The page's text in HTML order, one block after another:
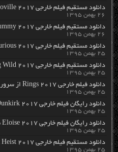
دانلود مستقیم فیلم خارجی Zeroville 2017 از سرور سایت
۲۶ بهمن ۱۳۹۵
دانلود مستقیم فیلم خارجی The Mummy 2017 از سرور سایت
۲۶ بهمن ۱۳۹۵
دانلود مستقیم فیلم خارجی The Fate of the Furious 2017 از سرور سایت
۲۵ بهمن ۱۳۹۵
دانلود مستقیم فیلم خارجی Running Wild 2017 از سرور سایت
۲۵ بهمن ۱۳۹۵
دانلود فیلم خارجی Rings 2017 از سرور سایت
۲۵ بهمن ۱۳۹۵
دانلود رایگان فیلم خارجی Dunkirk 2017 با لینک مستقیم
۲۵ بهمن ۱۳۹۵
دانلود رایگان فیلم خارجی Eloise 2017 با لینک مستقیم
۲۵ بهمن ۱۳۹۵
دانلود مستقیم فیلم خارجی Essex Heist 2017 از سرور سایت
۲۵ بهمن ۱۳۹۵